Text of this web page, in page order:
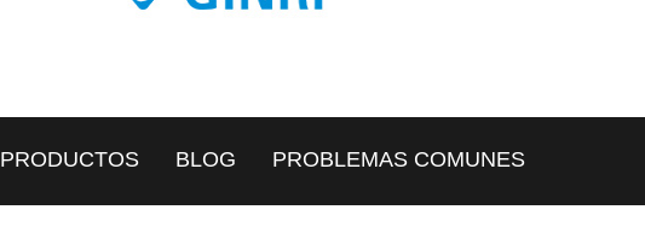
PRODUCTOS BLOG PROBLEMAS COMUNES